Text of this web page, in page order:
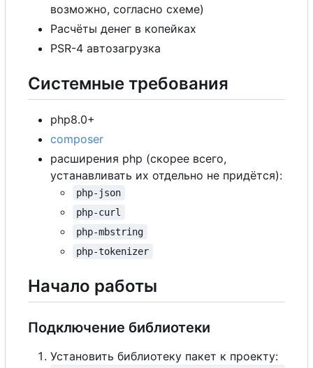
возможно, согласно схеме)
Расчёты денег в копейках
PSR-4 автозагрузка
Системные требования
php8.0+
composer
расширения php (скорее всего,
устанавливать их отдельно не придётся):
php-json
php-curl
php-mbstring
php-tokenizer
Начало работы
Подключение библиотеки
Установить библиотеку пакет к проекту: